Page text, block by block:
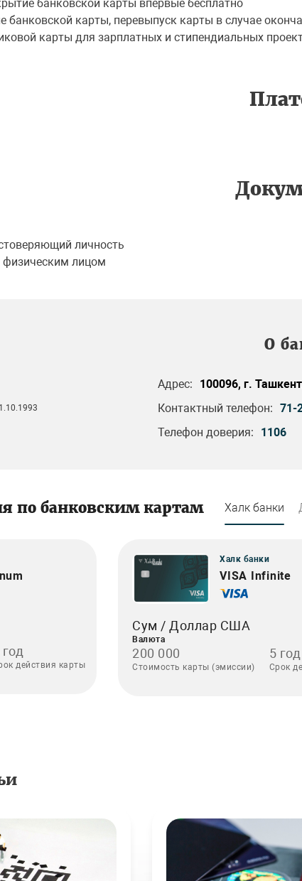
банковской карты впервые бесплатно
банковской карты, перевыпуск карты в случае
карты для зарплатных и стипендиальных
личность
лицом
О
Адрес:
100096, г.
Контактный телефон: 71-
Телефон доверия:
1106
по банковским картам Халк банки
год
действия карты
Халк банки
VISA Infinite
Сум / Доллар США
Валюта
200 000
Стоимость карты (эмиссии)
5 год
Срок